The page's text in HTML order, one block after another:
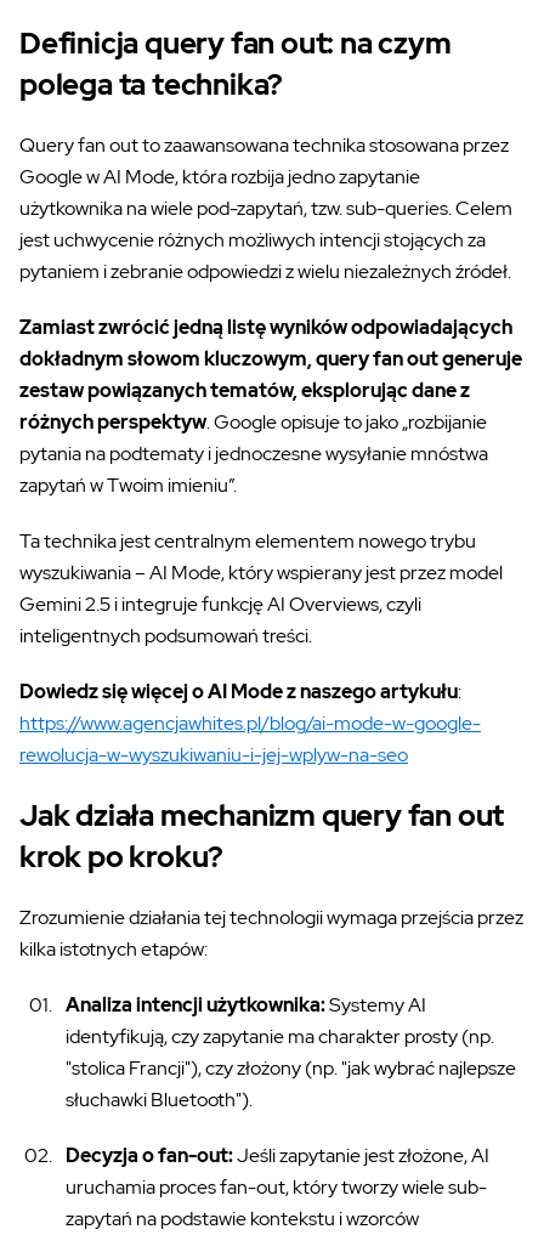
Definicja query fan out: na czym
polega ta technika?
Query fan out to zaawansowana technika stosowana przez
Google w AI Mode, która rozbija jedno zapytanie
użytkownika na wiele pod-zapytań, tzw. sub-queries. Celem
jest uchwycenie różnych możliwych intencji stojących za
pytaniem i zebranie odpowiedzi z wielu niezależnych źródeł.
Zamiast zwrócić jedną listę wyników odpowiadających
dokładnym słowom kluczowym, query fan out generuje
zestaw powiązanych tematów, eksplorując dane z
różnych perspektyw. Google opisuje to jako „rozbijanie
pytania na podtematy i jednoczesne wysyłanie mnóstwa
zapytań w Twoim imieniu”.
Ta technika jest centralnym elementem nowego trybu
wyszukiwania – AI Mode, który wspierany jest przez model
Gemini 2.5 i integruje funkcję AI Overviews, czyli
inteligentnych podsumowań treści.
Dowiedz się więcej o AI Mode z naszego artykułu:
https://www.agencjawhites.pl/blog/ai-mode-w-google-
rewolucja-w-wyszukiwaniu-i-jej-wplyw-na-seo
Jak działa mechanizm query fan out
krok po kroku?
Zrozumienie działania tej technologii wymaga przejścia przez
kilka istotnych etapów:
Analiza intencji użytkownika:Systemy AI
identyfikują, czy zapytanie ma charakter prosty (np.
"stolica Francji"), czy złożony (np. "jak wybrać najlepsze
słuchawki Bluetooth").
Decyzja o fan-out:Jeśli zapytanie jest złożone, AI
uruchamia proces fan-out, który tworzy wiele sub-
zapytań na podstawie kontekstu i wzorców